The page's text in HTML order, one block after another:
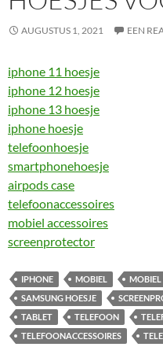
AUGUSTUS 1, 2021 EEN
iphone 11 hoesje
iphone 12 hoesje
iphone 13 hoesje
iphone hoesje
telefoonhoesje
smartphonehoesje
airpods case
telefoonaccessoires
mobiel accessoires
screenprotector
IPHONE MOBIEL MOBIEL
SAMSUNG HOESJE
TABLET
TELEFOON
TELEFOONACCESSOIRES